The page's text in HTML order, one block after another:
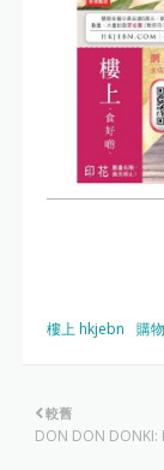
樓上 hkjebn 購物
較舊
DON DON DONKI: